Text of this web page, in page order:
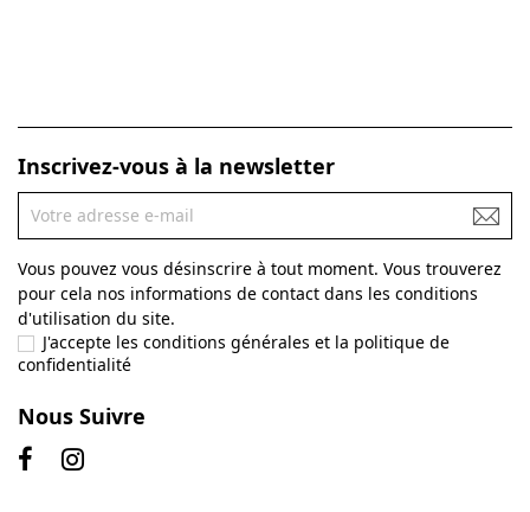
Inscrivez-vous à la newsletter
Vous pouvez vous désinscrire à tout moment. Vous trouverez
pour cela nos informations de contact dans les conditions
d'utilisation du site.
J'accepte les conditions générales et la politique de
confidentialité
Nous Suivre